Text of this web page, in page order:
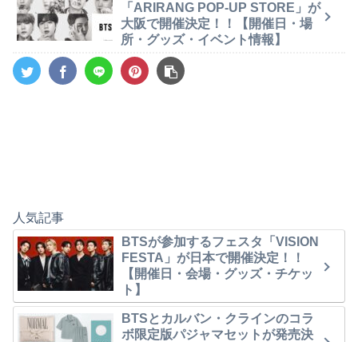
「ARIRANG POP-UP STORE」が
大阪で開催決定！！【開催日・場
所・グッズ・イベント情報】
人気記事
BTSが参加するフェスタ「VISION
FESTA」が日本で開催決定！！
【開催日・会場・グッズ・チケッ
ト】
BTSとカルバン・クラインのコラ
ボ限定版パジャマセットが発売決